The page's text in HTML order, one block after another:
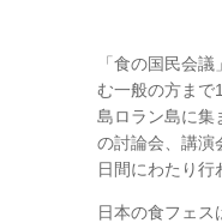
「食の国民会
む一般の方まで
島ロラン島に集
の討論会、講演
日間にわたり行
日本の食フェス